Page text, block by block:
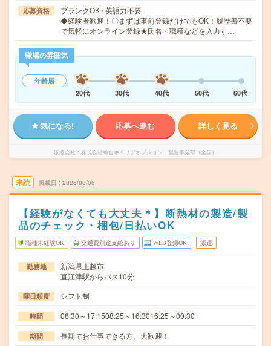
応募資格
ブランクOK / 英語力不要
◆経験者歓迎！〇まずは事前登録だけでもOK！履歴書不要
で気軽にオンライン登録★氏名・職種などを入力す…
職場の雰囲気
年齢層
20代
30代 40代 50代 60代
気になる! 応募へ進む 詳しく見る
派遣会社 株式会社綜合キャリアオプション 製造事業部（全国）
未読 掲載日 2026/08/06
【経験がなくても大丈夫＊】断熱材の製造/製
品のチェック・梱包/日払いOK
職種未経験OK 交通費別途支給あり WEB登録OK 派遣
勤務地
新潟県上越市
直江津駅からバス10分
曜日頻度 シフト制
時間 08:30～17:1508:25～16:3016:25～00:30
期間 長期でお仕事できる方、大歓迎！